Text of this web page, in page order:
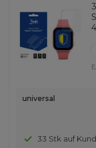
universal
33 Stk auf